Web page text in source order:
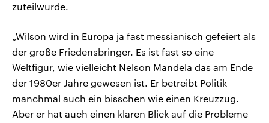
zuteilwurde.
„Wilson wird in Europa ja fast messianisch gefeiert als
der große Friedensbringer. Es ist fast so eine
Weltfigur, wie vielleicht Nelson Mandela das am Ende
der 1980er Jahre gewesen ist. Er betreibt Politik
manchmal auch ein bisschen wie einen Kreuzzug.
Aber er hat auch einen klaren Blick auf die Probleme